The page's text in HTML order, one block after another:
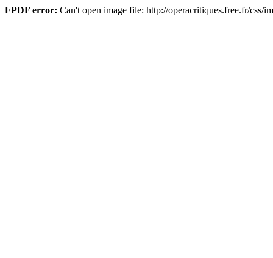
FPDF error: Can't open image file: http://operacritiques.free.fr/css/